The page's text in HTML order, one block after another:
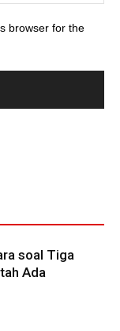
browser for the
soal Tiga
Ada